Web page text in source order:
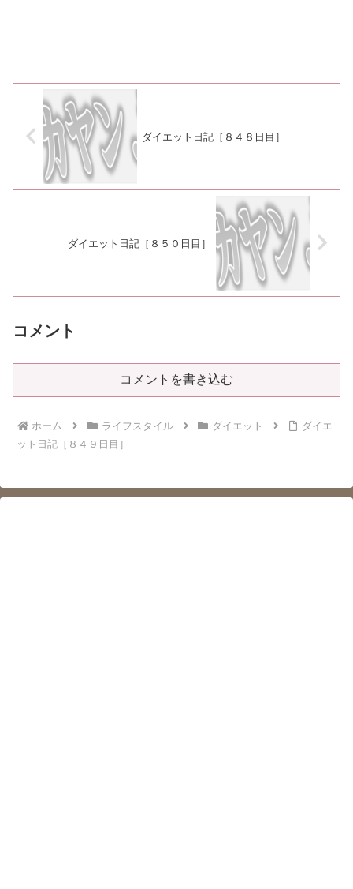
ダイエット日記［８４８日目］
ダイエット日記［８５０日目］
コメント
コメントを書き込む
ホーム ライフスタイル ダイエット
ダイエ
ット日記［８４９日目］